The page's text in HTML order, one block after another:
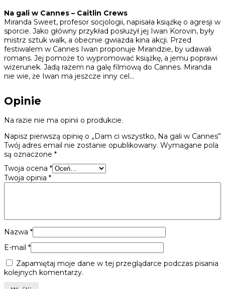
Na gali w Cannes – Caitlin Crews
Miranda Sweet, profesor socjologii, napisała książkę o agresji w
sporcie. Jako główny przykład posłużył jej Iwan Korovin, były
mistrz sztuk walk, a obecnie gwiazda kina akcji. Przed
festiwalem w Cannes Iwan proponuje Mirandzie, by udawali
romans. Jej pomoże to wypromować książkę, a jemu poprawi
wizerunek. Jadą razem na galę filmową do Cannes. Miranda
nie wie, że Iwan ma jeszcze inny cel…
Opinie
Na razie nie ma opinii o produkcie.
Napisz pierwszą opinię o „Dam ci wszystko, Na gali w Cannes”
Twój adres email nie zostanie opublikowany. Wymagane pola
są oznaczone *
Twoja ocena *
Twoja opinia *
Nazwa *
E-mail *
Zapamiętaj moje dane w tej przeglądarce podczas pisania
kolejnych komentarzy.